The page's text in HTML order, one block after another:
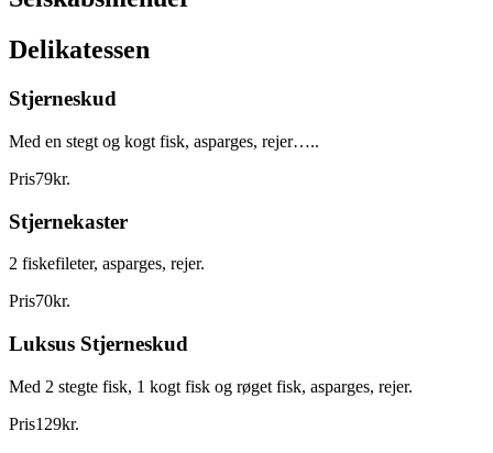
Delikatessen
Stjerneskud
Med en stegt og kogt fisk, asparges, rejer…..
Pris79kr.
Stjernekaster
2 fiskefileter, asparges, rejer.
Pris70kr.
Luksus Stjerneskud
Med 2 stegte fisk, 1 kogt fisk og røget fisk, asparges, rejer.
Pris129kr.